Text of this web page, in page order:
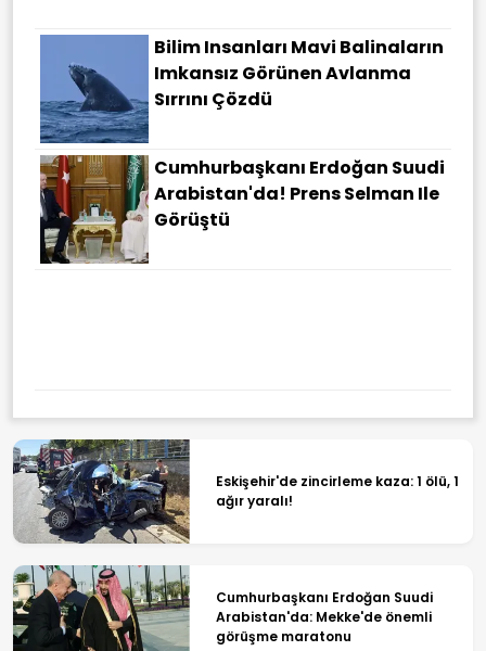
Bilim Insanları Mavi Balinaların
Imkansız Görünen Avlanma
Sırrını Çözdü
Cumhurbaşkanı Erdoğan Suudi
Arabistan'da! Prens Selman Ile
Görüştü
Eskişehir'de zincirleme kaza: 1 ölü, 1
ağır yaralı!
Cumhurbaşkanı Erdoğan Suudi
Arabistan'da: Mekke'de önemli
görüşme maratonu